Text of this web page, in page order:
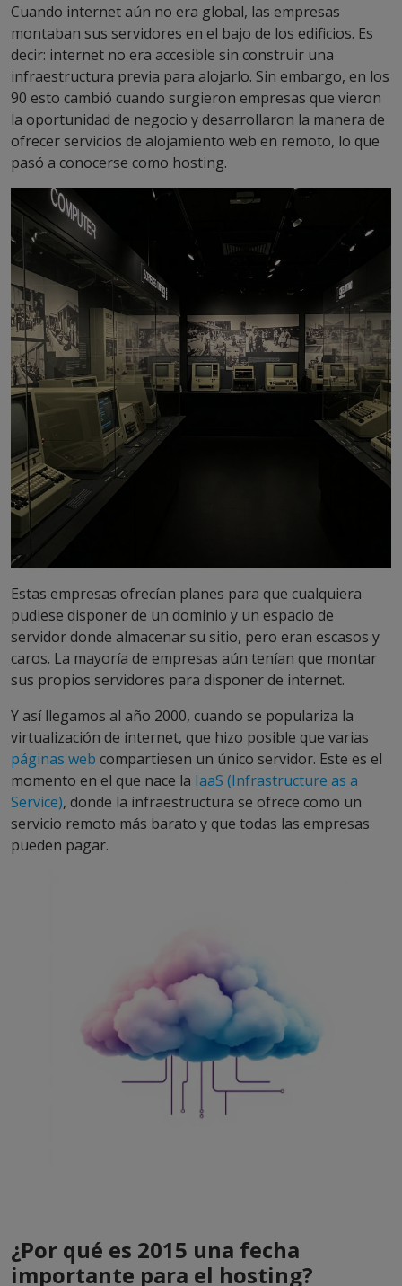
Cuando internet aún no era global, las empresas
montaban sus servidores en el bajo de los edificios. Es
decir: internet no era accesible sin construir una
infraestructura previa para alojarlo. Sin embargo, en los
90 esto cambió cuando surgieron empresas que vieron
la oportunidad de negocio y desarrollaron la manera de
ofrecer servicios de alojamiento web en remoto, lo que
pasó a conocerse como hosting.
Estas empresas ofrecían planes para que cualquiera
pudiese disponer de un dominio y un espacio de
servidor donde almacenar su sitio, pero eran escasos y
caros. La mayoría de empresas aún tenían que montar
sus propios servidores para disponer de internet.
Y así llegamos al año 2000, cuando se populariza la
virtualización de internet, que hizo posible que varias
páginas web compartiesen un único servidor. Este es el
momento en el que nace la IaaS (Infrastructure as a
Service), donde la infraestructura se ofrece como un
servicio remoto más barato y que todas las empresas
pueden pagar.
¿Por qué es 2015 una fecha
importante para el hosting?